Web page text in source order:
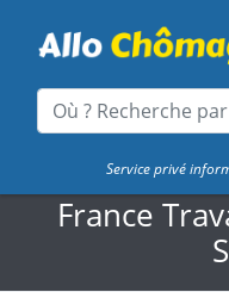
Service privé
France